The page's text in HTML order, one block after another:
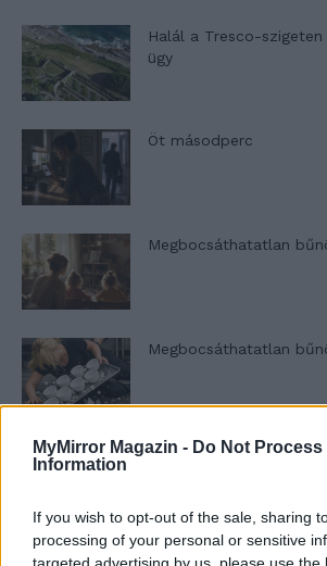
MyMirror Magazin - Do Not
Information
If you wish to opt-out of the sale, sharing
processing of your personal or sensitive
targeted advertising by us, please use the
Halál a Tresco-
ügy
Öt másodperc
Megbocsáthatatlan
Megbocsáthatatlan
Megbocsáthatatlan
Szent Genovéva, a